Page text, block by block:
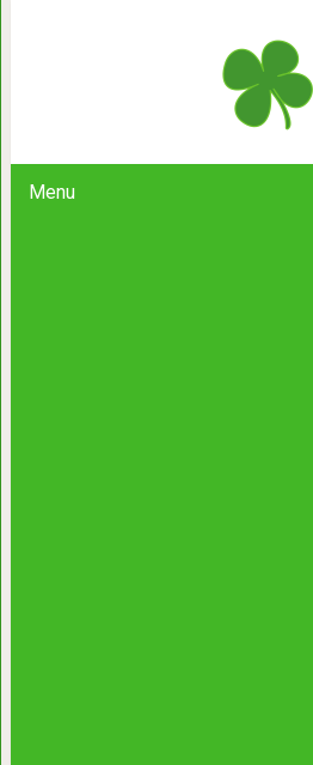
Menu
Незабываемая